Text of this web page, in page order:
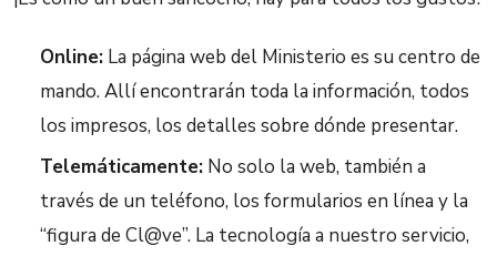
Online: La página web del Ministerio es su centro de
mando. Allí encontrarán toda la información, todos
los impresos, los detalles sobre dónde presentar.
Telemáticamente: No solo la web, también a
través de un teléfono, los formularios en línea y la
“figura de Cl@ve”. La tecnología a nuestro servicio,